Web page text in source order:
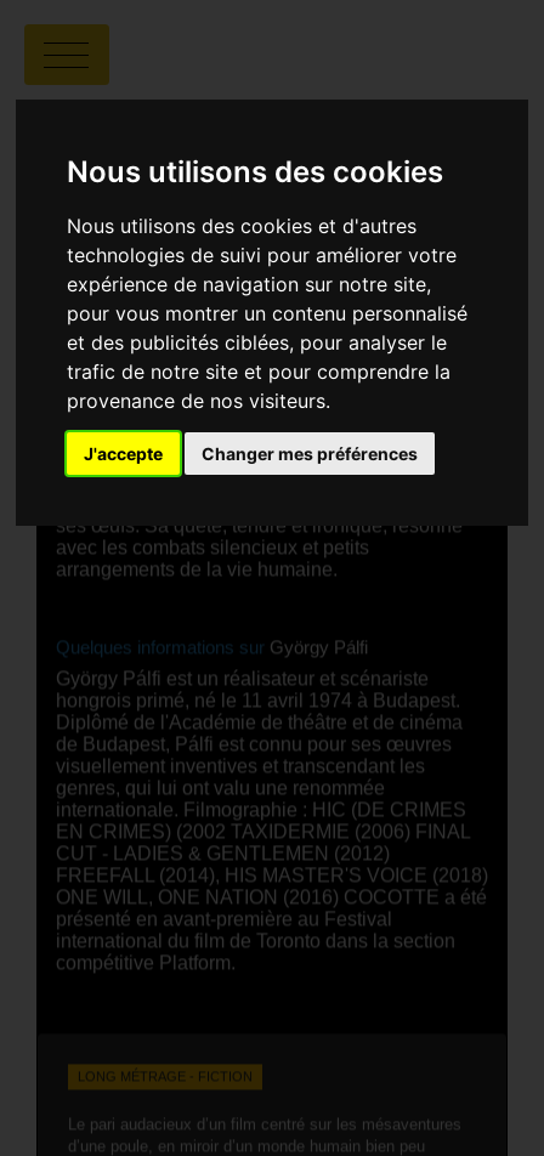
Nous utilisons des cookies
Nous utilisons des cookies et d'autres
technologies de suivi pour améliorer votre
expérience de navigation sur notre site,
pour vous montrer un contenu personnalisé
et des publicités ciblées, pour analyser le
trafic de notre site et pour comprendre la
provenance de nos visiteurs.
J'accepte Changer mes préférences
György Pálfi | 01:36 | Allemagne, Grèce,
Hongrie
SYNOPSIS
À grand pouvoir, grandes responsabilités - mais si
l’héroïne était une poule ? Échappée d’un
élevage industriel, elle trouve refuge dans la cour
d’un restaurant en ruine. Là, elle découvre
ses œufs. Sa quête, tendre et ironique, résonne
avec les combats silencieux et petits
arrangements de la vie humaine.
Quelques informations sur György Pálfi
György Pálfi est un réalisateur et scénariste
hongrois primé, né le 11 avril 1974 à Budapest.
Diplômé de l'Académie de théâtre et de cinéma
de Budapest, Pálfi est connu pour ses œuvres
visuellement inventives et transcendant les
genres, qui lui ont valu une renommée
internationale. Filmographie : HIC (DE CRIMES
EN CRIMES) (2002 TAXIDERMIE (2006) FINAL
CUT - LADIES & GENTLEMEN (2012)
FREEFALL (2014), HIS MASTER'S VOICE (2018)
ONE WILL, ONE NATION (2016) COCOTTE a été
présenté en avant-première au Festival
international du film de Toronto dans la section
compétitive Platform.
LONG MÉTRAGE - FICTION
Le pari audacieux d’un film centré sur les mésaventures
d’une poule, en miroir d’un monde humain bien peu